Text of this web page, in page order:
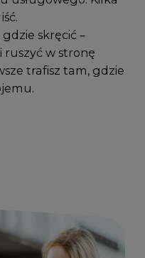
gdzie skręcić –
ruszyć w stronę
trafisz tam, gdzie